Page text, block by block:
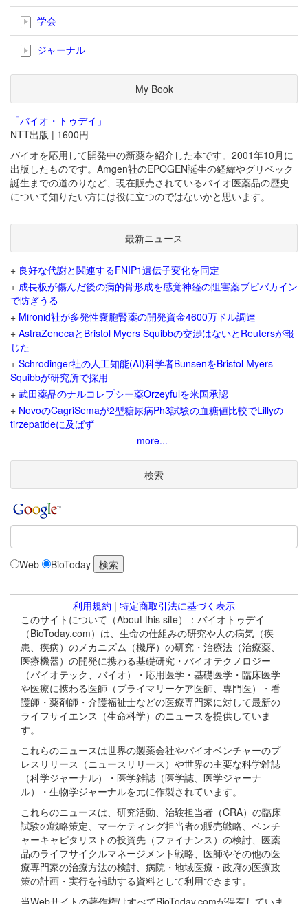
学会
ジャーナル
My Book
「バイオ・トゥデイ」
NTT出版 | 1600円
バイオを応用して開発中の新薬を紹介した本です。2001年10月に
出版したものです。Amgen社のEPOGEN誕生の経緯やグリベック
誕生までの道のりなど、現在販売されているバイオ医薬品の歴史
について知りたい方には役に立つのではないかと思います。
最新ニュース
+ 良好な代謝と関連するFNIP1遺伝子変化を同定
+ 成長板が傷んだ後の病的骨形成を感覚神経の阻害薬ブピバカイン
で防ぎうる
+ Mironid社が多発性嚢胞腎薬の開発資金4600万ドル調達
+ AstraZenecaとBristol Myers Squibbの交渉はないとReutersが報
じた
+ Schrodinger社の人工知能(AI)科学者BunsenをBristol Myers
Squibbが研究所で採用
+ 武田薬品のナルコレプシー薬Orzeyfulを米国承認
+ NovoのCagriSemaが2型糖尿病Ph3試験の血糖値比較でLillyの
tirzepatideに及ばず
more...
検索
Web BioToday
利用規約 | 特定商取引法に基づく表示
このサイトについて（About this site）：バイオトゥデイ
（BioToday.com）は、生命の仕組みの研究や人の病気（疾
患、疾病）のメカニズム（機序）の研究・治療法（治療薬、
医療機器）の開発に携わる基礎研究・バイオテクノロジー
（バイオテック、バイオ）・応用医学・基礎医学・臨床医学
や医療に携わる医師（プライマリーケア医師、専門医）・看
護師・薬剤師・介護福祉士などの医療専門家に対して最新の
ライフサイエンス（生命科学）のニュースを提供していま
す。
これらのニュースは世界の製薬会社やバイオベンチャーのプ
レスリリース（ニュースリリース）や世界の主要な科学雑誌
（科学ジャーナル）・医学雑誌（医学誌、医学ジャーナ
ル）・生物学ジャーナルを元に作製されています。
これらのニュースは、研究活動、治験担当者（CRA）の臨床
試験の戦略策定、マーケティング担当者の販売戦略、ベンチ
ャーキャピタリストの投資先（ファイナンス）の検討、医薬
品のライフサイクルマネージメント戦略、医師やその他の医
療専門家の治療方法の検討、病院・地域医療・政府の医療政
策の計画・実行を補助する資料として利用できます。